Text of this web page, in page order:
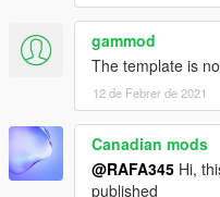
gammod
The template is
12 de Febrer de 2021
Canadian mods
@RAFA345 Hi,
published